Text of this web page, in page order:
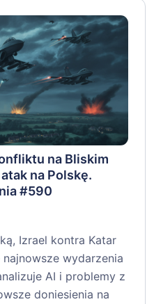
na Bliskim
na Polskę.
#590
Izrael kontra Katar
wydarzenia
AI i problemy z
doniesienia na